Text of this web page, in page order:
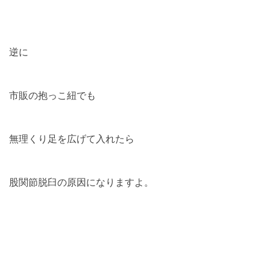
逆に
市販の抱っこ紐でも
無理くり足を広げて入れたら
股関節脱臼の原因になりますよ。